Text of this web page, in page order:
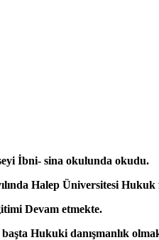
İbni- sina okulunda okudu.
Halep Üniversitesi Hukuk
Devam etmekte.
Hukuki danışmanlık